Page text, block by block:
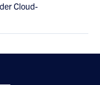
Cloud-